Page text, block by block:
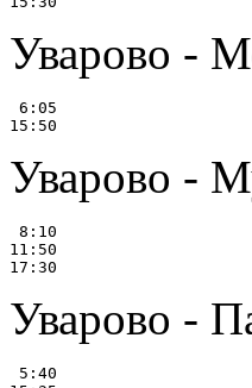
Уварово -
6:05
Уварово -
8:10
11:50
Уварово -
5:40